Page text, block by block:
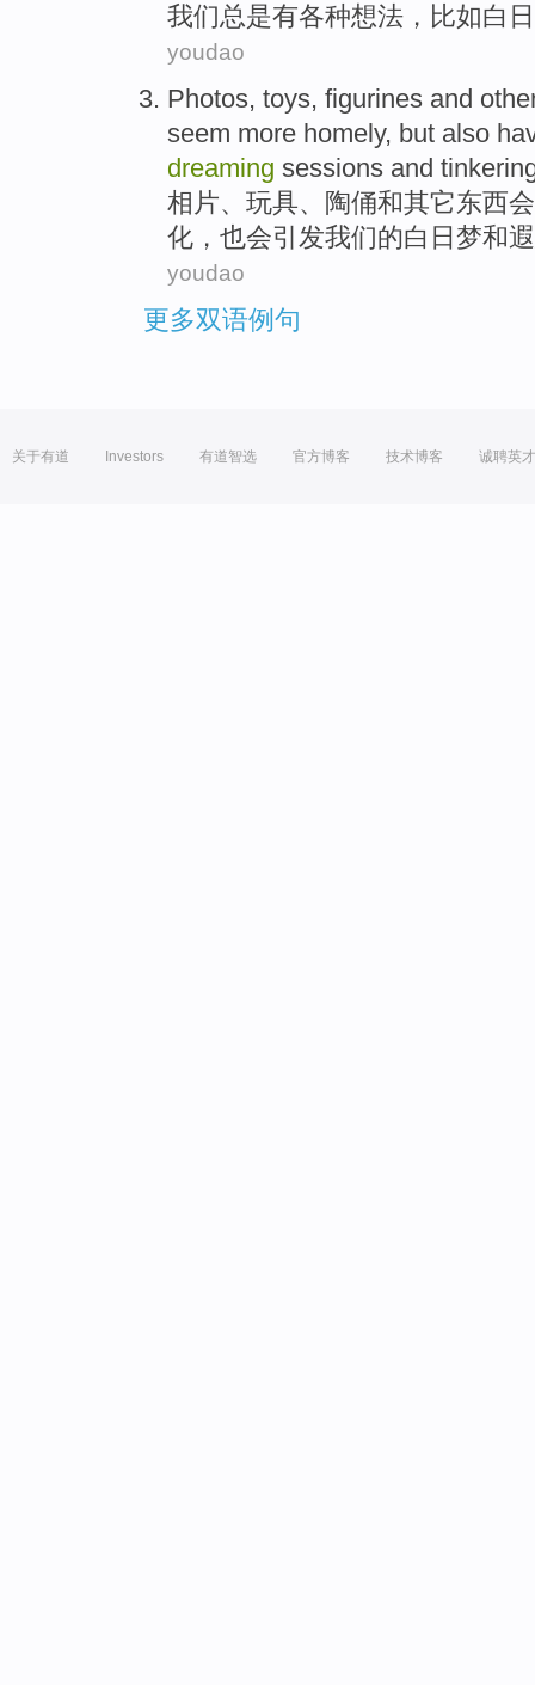
我们总是有各种想法 ， 比如白日
youdao
Photos, toys, figurines and
seem more homely, but also
dreaming sessions and
相片、 玩具、 陶俑和其它东西会
化， 也会引发我们的白日梦和
youdao
更多双语例句
关于有道 Investors 有道智选 官方博客 技术博客 诚聘英才